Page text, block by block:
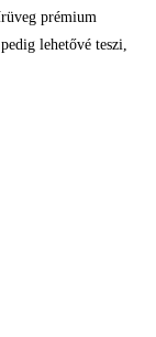
prémium
lehetővé teszi,